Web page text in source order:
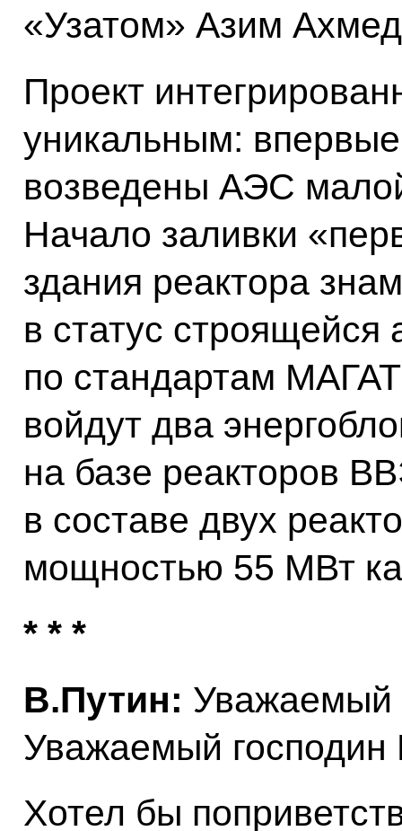
«Узатом» Азим
Проект
уникальным:
возведены АЭС
Начало заливки
здания реактора
в статус строящейся
по стандартам
войдут два
на базе реакторов
в составе двух
мощностью 55 МВт
* * *
В.Путин: Уважаемый
Уважаемый господин
Хотел бы